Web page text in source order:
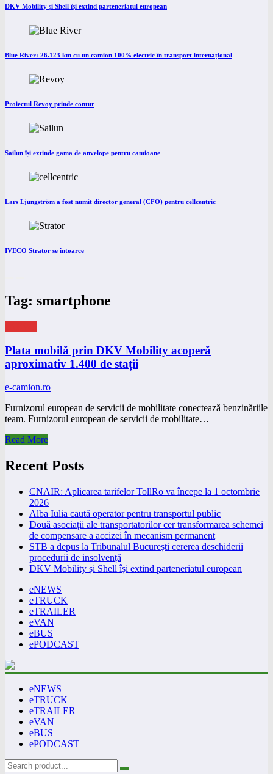
DKV Mobility și Shell își extind parteneriatul european
Blue River: 26.123 km cu un camion 100% electric în transport internațional
Proiectul Revoy prinde contur
Sailun își extinde gama de anvelope pentru camioane
Lars Ljungström a fost numit director general (CFO) pentru cellcentric
IVECO Strator se întoarce
Tag: smartphone
Plata mobilă prin DKV Mobility acoperă
aproximativ 1.400 de stații
e-camion.ro
Furnizorul european de servicii de mobilitate conectează benzinăriile
team. Furnizorul european de servicii de mobilitate…
Read More
Recent Posts
CNAIR: Aplicarea tarifelor TollRo va începe la 1 octombrie
2026
Alba Iulia caută operator pentru transportul public
Două asociații ale transportatorilor cer transformarea schemei
de compensare a accizei în mecanism permanent
STB a depus la Tribunalul București cererea deschiderii
procedurii de insolvență
DKV Mobility și Shell își extind parteneriatul european
eNEWS
eTRUCK
eTRAILER
eVAN
eBUS
ePODCAST
eNEWS
eTRUCK
eTRAILER
eVAN
eBUS
ePODCAST